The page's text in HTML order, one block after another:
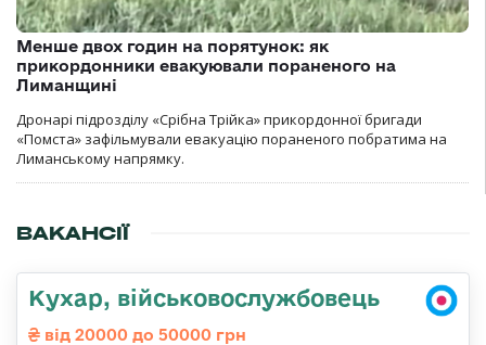
Менше двох годин на порятунок: як
прикордонники евакуювали пораненого на
Лиманщині
Дронарі підрозділу «Срібна Трійка» прикордонної бригади
«Помста» зафільмували евакуацію пораненого побратима на
Лиманському напрямку.
ВАКАНСІЇ
Кухар, військовослужбовець
від 20000 до 50000 грн